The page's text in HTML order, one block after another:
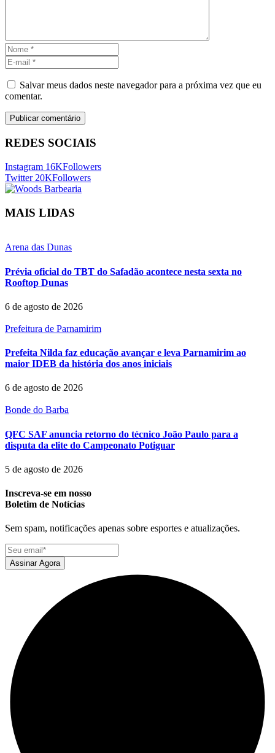
Salvar meus dados neste navegador para a próxima vez que eu
comentar.
REDES SOCIAIS
Instagram 16KFollowers
Twitter 20KFollowers
MAIS LIDAS
Arena das Dunas
Prévia oficial do TBT do Safadão acontece nesta sexta no
Rooftop Dunas
6 de agosto de 2026
Prefeitura de Parnamirim
Prefeita Nilda faz educação avançar e leva Parnamirim ao
maior IDEB da história dos anos iniciais
6 de agosto de 2026
Bonde do Barba
QFC SAF anuncia retorno do técnico João Paulo para a
disputa da elite do Campeonato Potiguar
5 de agosto de 2026
Inscreva-se em nosso
Boletim de Notícias
Sem spam, notificações apenas sobre esportes e atualizações.
Assinar Agora